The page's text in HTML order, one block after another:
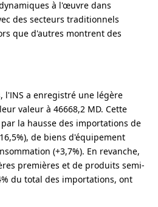
à l'œuvre dans
des secteurs traditionnels
que d'autres montrent des
l'INS a enregistré une légère
valeur à 46668,2 MD. Cette
la hausse des importations de
de biens d'équipement
(+3,7%). En revanche,
premières et de produits semi-
du total des importations, ont